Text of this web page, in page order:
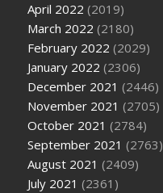
April 2022 (2019)
March 2022 (2180)
February 2022 (2029)
January 2022 (2306)
December 2021 (2446)
November 2021 (2705)
October 2021 (2784)
September 2021 (2763)
August 2021 (2409)
July 2021 (2361)